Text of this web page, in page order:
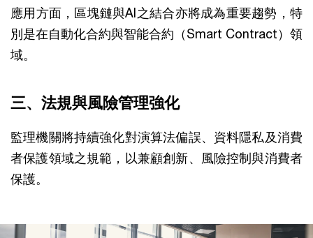
應用方面，區塊鏈與AI之結合亦將成為重要趨勢，特
別是在自動化合約與智能合約（Smart Contract）領
域。
三、法規與風險管理強化
監理機關將持續強化對演算法偏誤、資料隱私及消費
者保護領域之規範，以兼顧創新、風險控制與消費者
保護。